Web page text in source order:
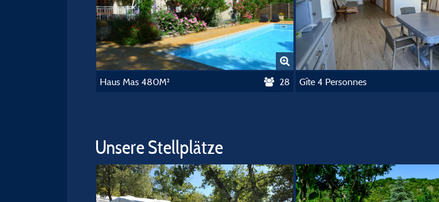
Haus Mas 480M² 28 Gîte 4 Personnes
Unsere Stellplätze